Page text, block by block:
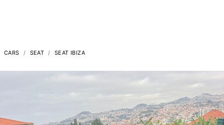
CARS SEAT SEAT IBIZA